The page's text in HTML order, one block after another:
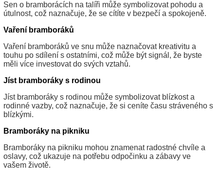
Sen o bramborácích na talíři může symbolizovat pohodu a
útulnost, což naznačuje, že se cítíte v bezpečí a spokojeně.
Vaření bramboráků
Vaření bramboráků ve snu může naznačovat kreativitu a
touhu po sdílení s ostatními, což může být signál, že byste
měli více investovat do svých vztahů.
Jíst bramboráky s rodinou
Jíst bramboráky s rodinou může symbolizovat blízkost a
rodinné vazby, což naznačuje, že si ceníte času stráveného s
blízkými.
Bramboráky na pikniku
Bramboráky na pikniku mohou znamenat radostné chvíle a
oslavy, což ukazuje na potřebu odpočinku a zábavy ve
vašem životě.